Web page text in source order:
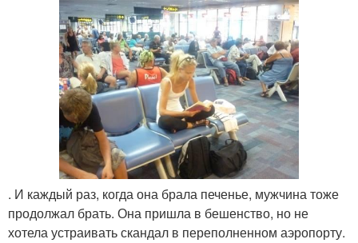
. И каждый раз, когда она брала печенье, мужчина тоже
продолжал брать. Она пришла в бешенство, но не
хотела устраивать скандал в переполненном аэропорту.